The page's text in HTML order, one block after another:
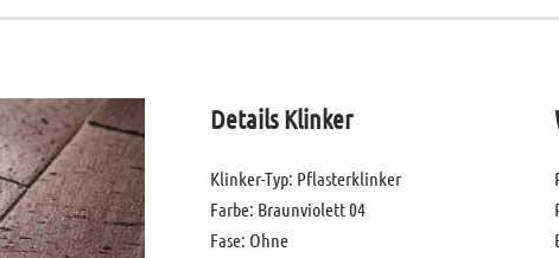
Details Klinker
Klinker-Typ: Pflasterklinker
Farbe: Braunviolett 04
Fase: Ohne